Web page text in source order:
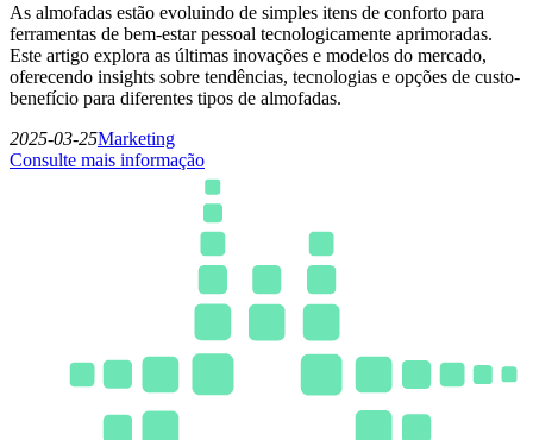
As almofadas estão evoluindo de simples itens de conforto para
ferramentas de bem-estar pessoal tecnologicamente aprimoradas.
Este artigo explora as últimas inovações e modelos do mercado,
oferecendo insights sobre tendências, tecnologias e opções de custo-
benefício para diferentes tipos de almofadas.
2025-03-25Marketing
Consulte mais informação